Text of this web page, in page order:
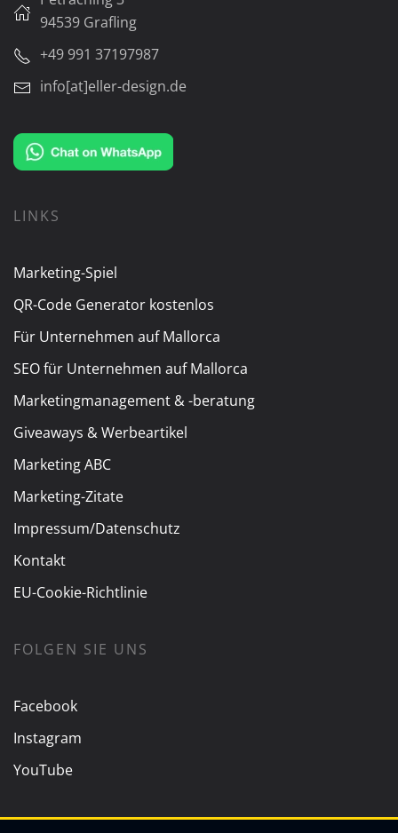
94539 Grafling
+49 991 37197987
info[at]eller-design.de
LINKS
Marketing-Spiel
QR-Code Generator kostenlos
Für Unternehmen auf Mallorca
SEO für Unternehmen auf Mallorca
Marketingmanagement & -beratung
Giveaways & Werbeartikel
Marketing ABC
Marketing-Zitate
Impressum/Datenschutz
Kontakt
EU-Cookie-Richtlinie
FOLGEN SIE UNS
Facebook
Instagram
YouTube